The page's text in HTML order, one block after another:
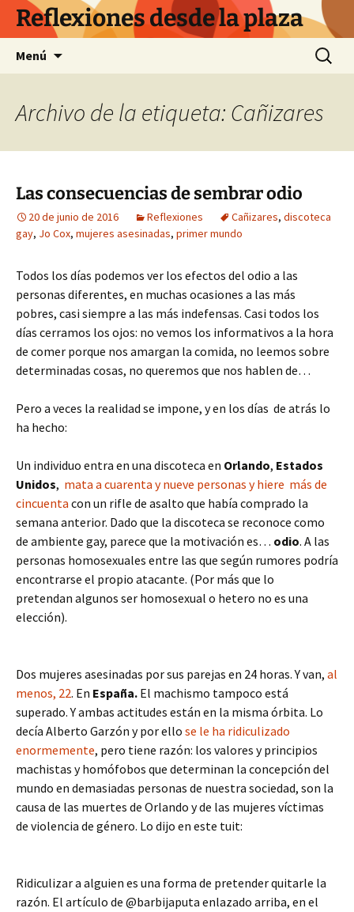
Saltar
contenido
Reflexiones desde la plaza
Menú Buscar:
Archivo de la etiqueta: Cañizares
Las consecuencias de sembrar odio
20 de junio de 2016 Reflexiones Cañizares, discoteca
gay, Jo Cox, mujeres asesinadas, primer mundo
Todos los días podemos ver los efectos del odio a las
personas diferentes, en muchas ocasiones a las más
pobres, casi siempre a las más indefensas. Casi todos los
días cerramos los ojos: no vemos los informativos a la hora
de comer porque nos amargan la comida, no leemos sobre
determinadas cosas, no queremos que nos hablen de…
Pero a veces la realidad se impone, y en los días de atrás lo
ha hecho:
Un individuo entra en una discoteca en Orlando, Estados
Unidos, mata a cuarenta y nueve personas y hiere más de
cincuenta con un rifle de asalto que había comprado la
semana anterior. Dado que la discoteca se reconoce como
de ambiente gay, parece que la motivación es… odio. A las
personas homosexuales entre las que según rumores podría
encontrarse el propio atacante. (Por más que lo
pretendan algunos ser homosexual o hetero no es una
elección).
Dos mujeres asesinadas por sus parejas en 24 horas. Y van, al
menos, 22. En España. El machismo tampoco está
superado. Y ambas actitudes están en la misma órbita. Lo
decía Alberto Garzón y por ello se le ha ridiculizado
enormemente, pero tiene razón: los valores y principios
machistas y homófobos que determinan la concepción del
mundo en demasiadas personas de nuestra sociedad, son la
causa de las muertes de Orlando y de las mujeres víctimas
de violencia de género. Lo dijo en este tuit:
Ridiculizar a alguien es una forma de pretender quitarle la
razón. El artículo de @barbijaputa enlazado arriba, en el